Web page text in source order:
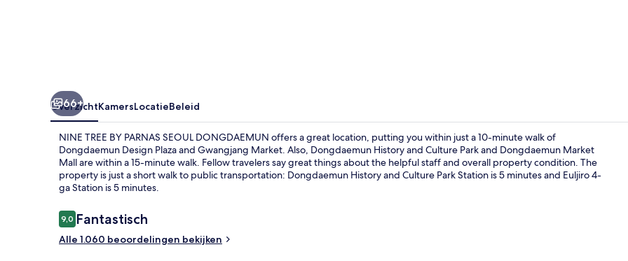
Lounge
66+
OverzichtKamersLocatieBeleid
NINE TREE BY PARNAS SEOUL DONGDAEMUN offers a great location, putting you within just a 10-minute walk of
Dongdaemun Design Plaza and Gwangjang Market. Also, Dongdaemun History and Culture Park and Dongdaemun Market
Mall are within a 15-minute walk. Fellow travelers say great things about the helpful staff and overall property condition. The
property is just a short walk to public transportation: Dongdaemun History and Culture Park Station is 5 minutes and Euljiro 4-
ga Station is 5 minutes.
Beoordelingen
9,09,0 op 10 –
Fantastisch
Alle 1.060 beoordelingen bekijken